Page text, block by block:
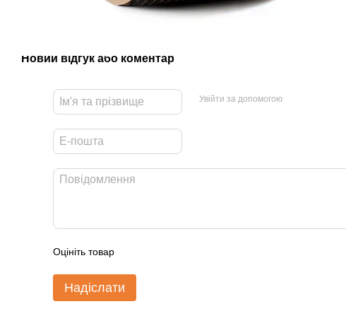
Новий відгук або коментар
Увійти за допомогою
Оцініть товар
Надіслати